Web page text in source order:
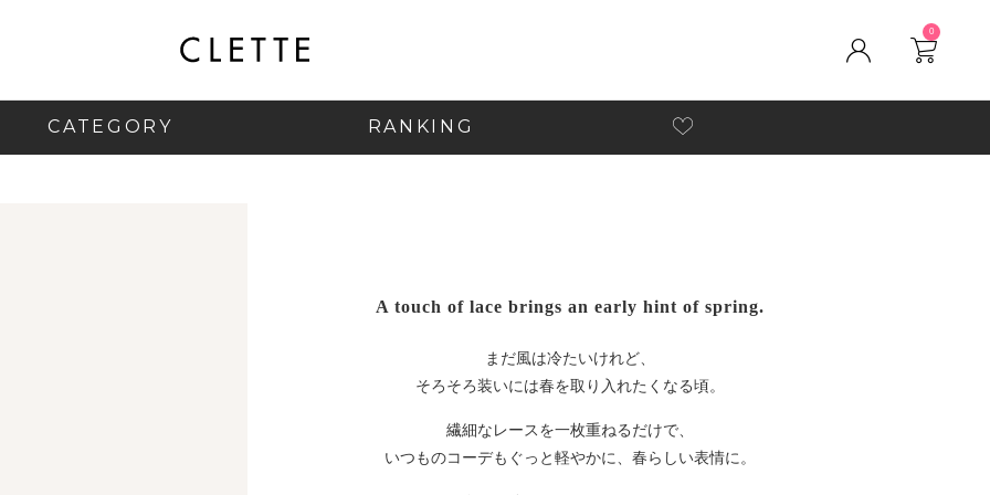
0
CATEGORY RANKING
A touch of lace brings an early hint of spring.
まだ風は冷たいけれど、
そろそろ装いには春を取り入れたくなる頃。
繊細なレースを一枚重ねるだけで、
いつものコーデもぐっと軽やかに、春らしい表情に。